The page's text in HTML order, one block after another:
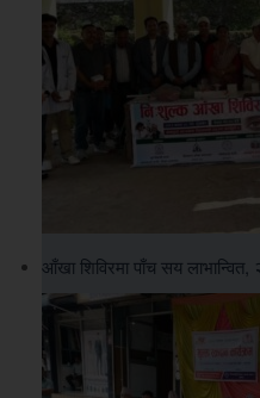
आँखा शिविरमा पाँच सय